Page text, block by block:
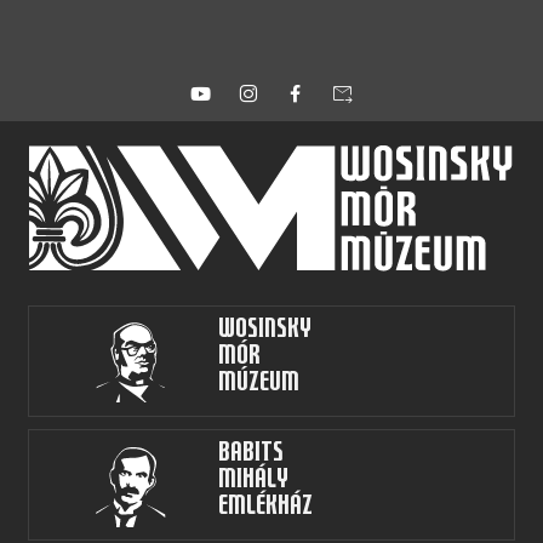
forward_to_inbox
Wosinsky
Mór
Múzeum
Babits
Mihály
Emlékház